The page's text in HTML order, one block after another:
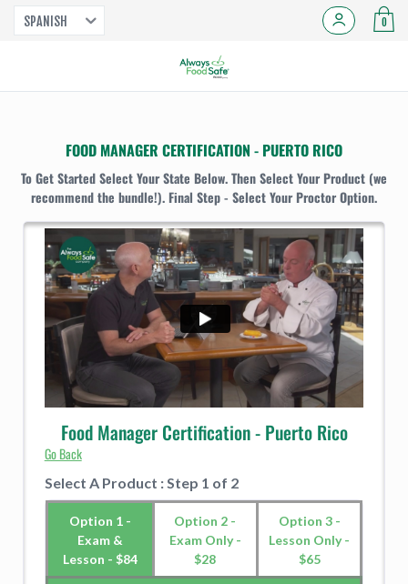
SPANISH 0
FOOD MANAGER CERTIFICATION - PUERTO RICO
To Get Started Select Your State Below. Then Select Your Product (we
recommend the bundle!). Final Step - Select Your Proctor Option.
Food Manager Certification - Puerto Rico
Go Back
Select A Product : Step 1 of 2
Option 1 -
Exam &
Lesson - $84
Option 2 -
Exam Only -
$28
Option 3 -
Lesson Only -
$65